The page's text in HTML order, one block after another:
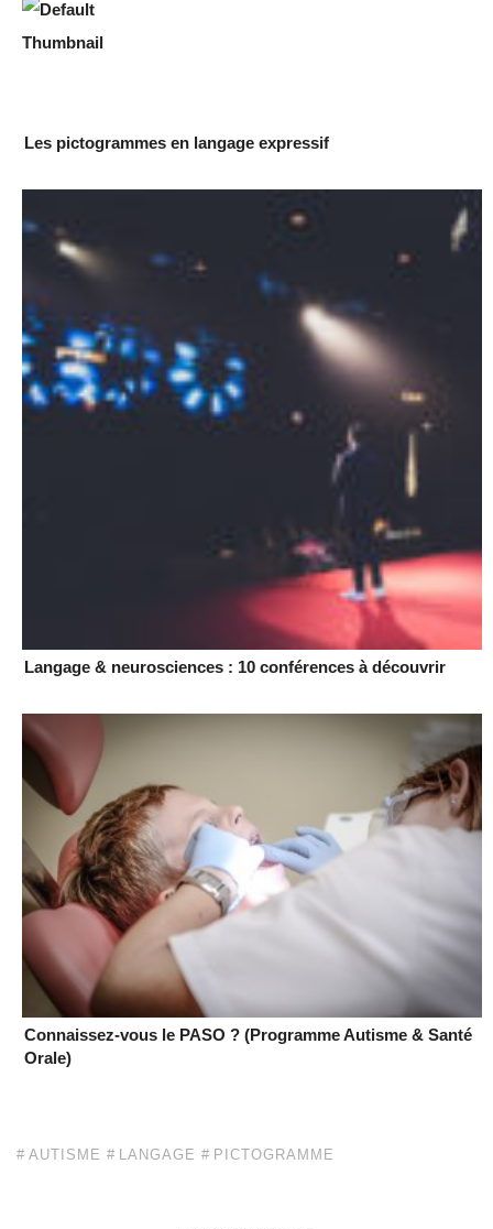
Les pictogrammes en langage expressif
Langage & neurosciences : 10 conférences à découvrir
Connaissez-vous le PASO ? (Programme Autisme & Santé
Orale)
AUTISME LANGAGE PICTOGRAMME